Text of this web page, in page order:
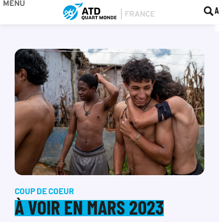
MENU
COUP DE COEUR
À VOIR EN MARS 2023